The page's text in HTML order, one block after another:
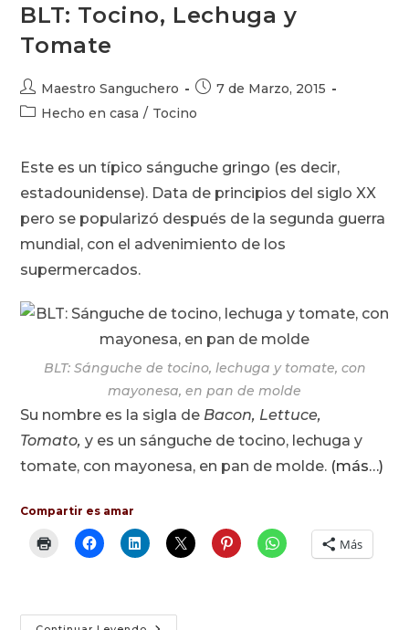
BLT: Tocino, Lechuga y
Tomate
Autor
de
Maestro Sanguchero
Publicación
7 de Marzo, 2015
Categoría
entrada:
Hecho en casa / Tocino
Este es un típico sánguche gringo (es decir,
estadounidense). Data de principios del siglo XX
pero se popularizó después de la segunda guerra
mundial, con el advenimiento de los
supermercados.
BLT: Sánguche de tocino, lechuga y tomate, con
mayonesa, en pan de molde
Su nombre es la sigla de Bacon, Lettuce,
Tomato,y es un sánguche de tocino, lechuga y
tomate, con mayonesa, en pan de molde. (más…)
Compartir es amar
Más